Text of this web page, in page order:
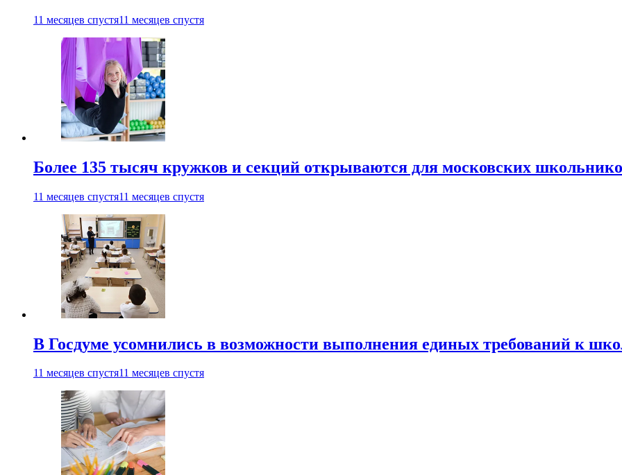
11 месяцев спустя11 месяцев спустя
Более 135 тысяч кружков и секций открываются для московских
11 месяцев спустя11 месяцев спустя
В Госдуме усомнились в возможности выполнения единых требований к
11 месяцев спустя11 месяцев спустя